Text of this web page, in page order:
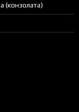
(конзолата)